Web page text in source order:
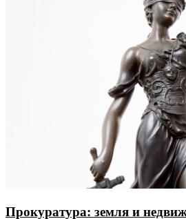
Прокуратура: земля и